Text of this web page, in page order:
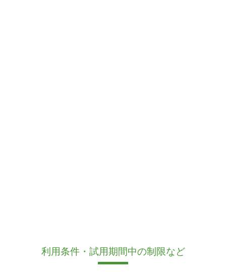
利用条件・試用期間中の制限など